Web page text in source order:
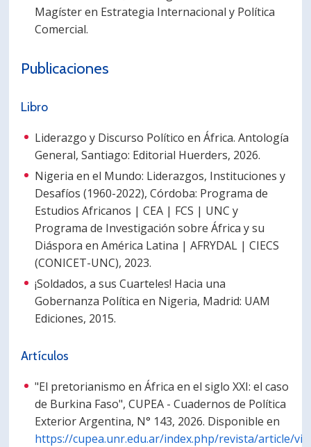
Magíster en Estrategia Internacional y Política
Comercial.
Publicaciones
Libro
Liderazgo y Discurso Político en África. Antología
General, Santiago: Editorial Huerders, 2026.
Nigeria en el Mundo: Liderazgos, Instituciones y
Desafíos (1960-2022), Córdoba: Programa de
Estudios Africanos | CEA | FCS | UNC y
Programa de Investigación sobre África y su
Diáspora en América Latina | AFRYDAL | CIECS
(CONICET-UNC), 2023.
¡Soldados, a sus Cuarteles! Hacia una
Gobernanza Política en Nigeria, Madrid: UAM
Ediciones, 2015.
Artículos
"El pretorianismo en África en el siglo XXI: el caso
de Burkina Faso", CUPEA - Cuadernos de Política
Exterior Argentina, N° 143, 2026. Disponible en
https://cupea.unr.edu.ar/index.php/revista/article/